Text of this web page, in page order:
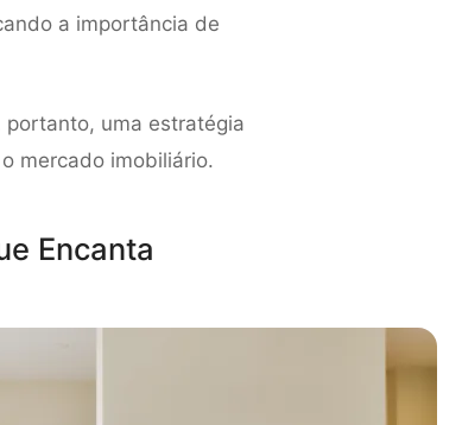
a importância de
uma estratégia
mercado imobiliário.
Encanta